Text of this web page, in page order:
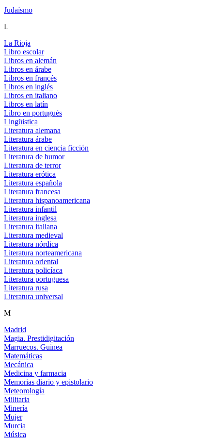
Judaísmo
L
La Rioja
Libro escolar
Libros en alemán
Libros en árabe
Libros en francés
Libros en inglés
Libros en italiano
Libros en latín
Libro en portugués
Lingüistica
Literatura alemana
Literatura árabe
Literatura en ciencia ficción
Literatura de humor
Literatura de terror
Literatura erótica
Literatura española
Literatura francesa
Literatura hispanoamericana
Literatura infantil
Literatura inglesa
Literatura italiana
Literatura medieval
Literatura nórdica
Literatura norteamericana
Literatura oriental
Literatura policíaca
Literatura portuguesa
Literatura rusa
Literatura universal
M
Madrid
Magia. Prestidigitación
Marruecos. Guinea
Matemáticas
Mecánica
Medicina y farmacia
Memorias diario y epistolario
Meteorología
Militaria
Minería
Mujer
Murcia
Música